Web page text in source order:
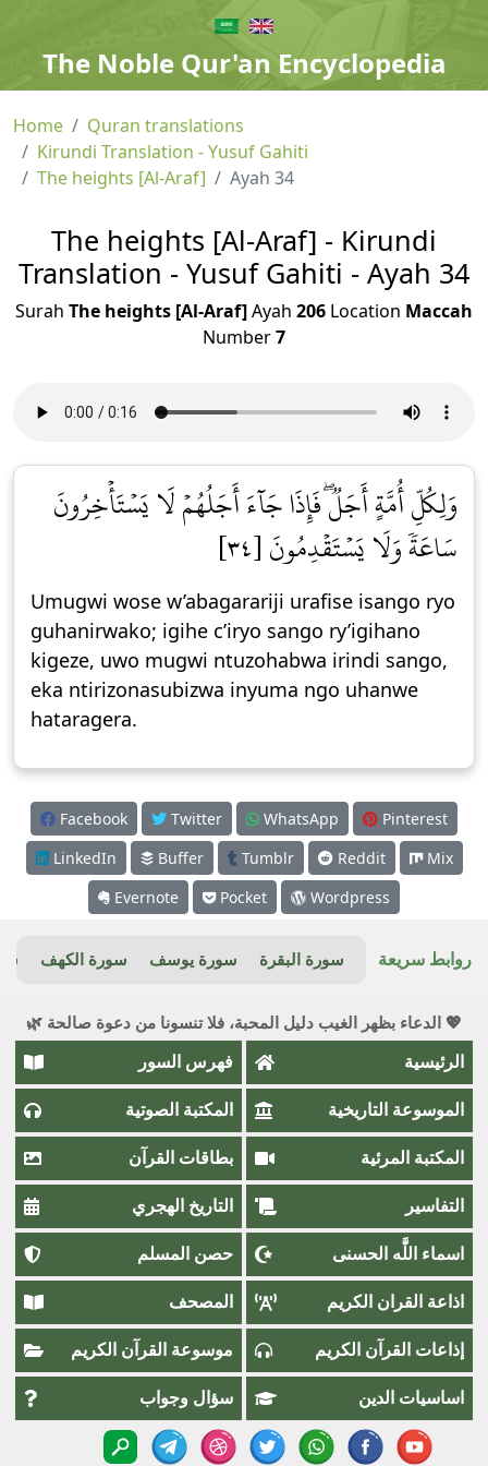
The Noble Qur'an Encyclopedia
Home
Quran translations
Kirundi Translation - Yusuf Gahiti
The heights [Al-Araf]
Ayah 34
The heights [Al-Araf] - Kirundi
Translation - Yusuf Gahiti - Ayah 34
Surah The heights [Al-Araf]Ayah 206 Location Maccah
Number7
وَلِكُلِّ أُمَّةٍ أَجَلٞۖ فَإِذَا جَآءَ أَجَلُهُمۡ لَا يَسۡتَأۡخِرُونَ
سَاعَةٗ وَلَا يَسۡتَقۡدِمُونَ [٣٤]
Umugwi wose w’abagarariji urafise isango ryo
guhanirwako; igihe c’iryo sango ry’igihano
kigeze, uwo mugwi ntuzohabwa irindi sango,
eka ntirizonasubizwa inyuma ngo uhanwe
hataragera.
Facebook Twitter WhatsApp
Pinterest
LinkedIn
Buffer Tumblr Reddit
Mix
Evernote
Pocket Wordpress
روابط سريعة سورة البقرة سورة يوسف سورة الكهف
💖 الدعاء بظهر الغيب دليل المحبة، فلا تنسونا من دعوة صالحة 🌿
الرئيسية فهرس السور
الموسوعة التاريخية المكتبة الصوتية
المكتبة المرئية بطاقات القرآن
التفاسير التاريخ الهجري
اسماء اللَّٰه الحسنى حصن المسلم
اذاعة القران الكريم المصحف
إذاعات القرآن الكريم موسوعة القرآن الكريم
اساسيات الدين سؤال وجواب